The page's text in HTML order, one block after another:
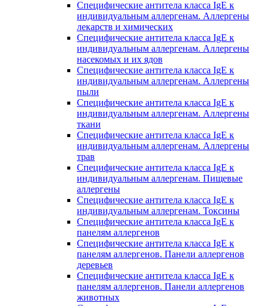
Специфические антитела класса IgE к
индивидуальным аллергенам. Аллергены
лекарств и химических
Специфические антитела класса IgE к
индивидуальным аллергенам. Аллергены
насекомых и их ядов
Специфические антитела класса IgE к
индивидуальным аллергенам. Аллергены
пыли
Специфические антитела класса IgE к
индивидуальным аллергенам. Аллергены
ткани
Специфические антитела класса IgE к
индивидуальным аллергенам. Аллергены
трав
Специфические антитела класса IgE к
индивидуальным аллергенам. Пищевые
аллергены
Специфические антитела класса IgE к
индивидуальным аллергенам. Токсины
Специфические антитела класса IgE к
панелям аллергенов
Специфические антитела класса IgE к
панелям аллергенов. Панели аллергенов
деревьев
Специфические антитела класса IgE к
панелям аллергенов. Панели аллергенов
животных